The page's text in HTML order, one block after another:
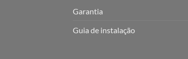
Garantia
Guia de instalação